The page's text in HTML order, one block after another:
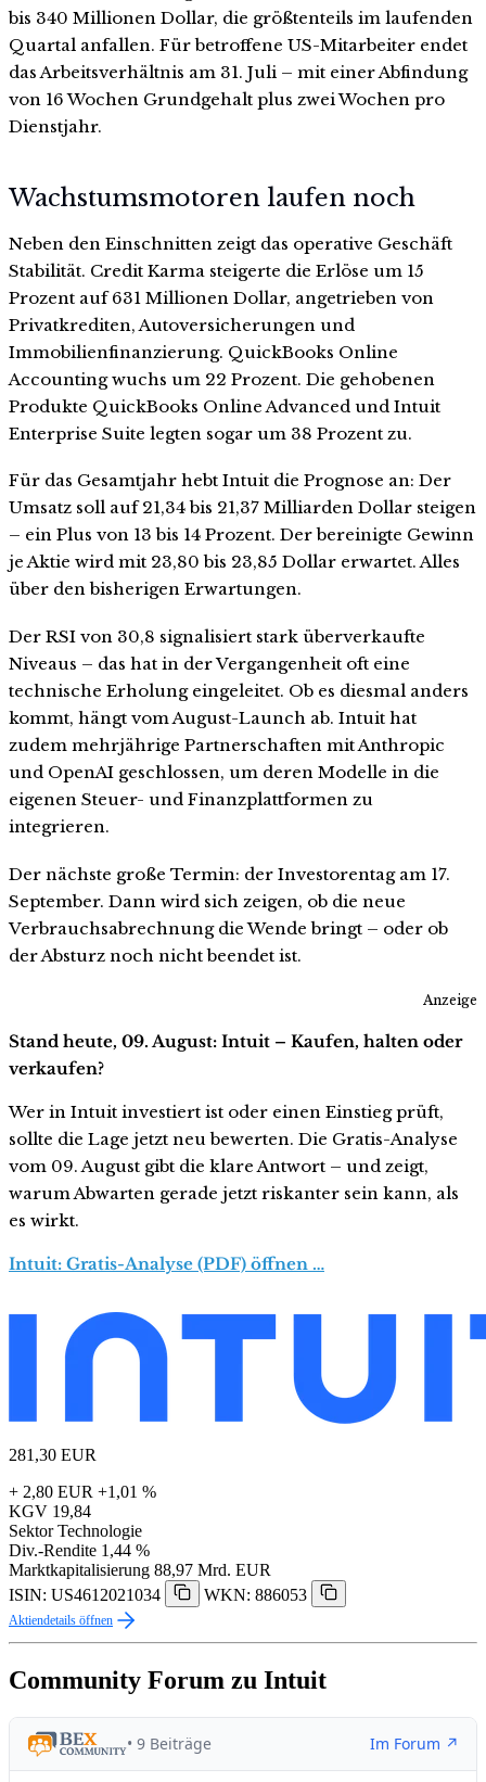
bis 340 Millionen Dollar, die größtenteils im laufenden
Quartal anfallen. Für betroffene US-Mitarbeiter endet
das Arbeitsverhältnis am 31. Juli – mit einer Abfindung
von 16 Wochen Grundgehalt plus zwei Wochen pro
Dienstjahr.
Wachstumsmotoren laufen noch
Neben den Einschnitten zeigt das operative Geschäft
Stabilität. Credit Karma steigerte die Erlöse um 15
Prozent auf 631 Millionen Dollar, angetrieben von
Privatkrediten, Autoversicherungen und
Immobilienfinanzierung. QuickBooks Online
Accounting wuchs um 22 Prozent. Die gehobenen
Produkte QuickBooks Online Advanced und Intuit
Enterprise Suite legten sogar um 38 Prozent zu.
Für das Gesamtjahr hebt Intuit die Prognose an: Der
Umsatz soll auf 21,34 bis 21,37 Milliarden Dollar steigen
– ein Plus von 13 bis 14 Prozent. Der bereinigte Gewinn
je Aktie wird mit 23,80 bis 23,85 Dollar erwartet. Alles
über den bisherigen Erwartungen.
Der RSI von 30,8 signalisiert stark überverkaufte
Niveaus – das hat in der Vergangenheit oft eine
technische Erholung eingeleitet. Ob es diesmal anders
kommt, hängt vom August-Launch ab. Intuit hat
zudem mehrjährige Partnerschaften mit Anthropic
und OpenAI geschlossen, um deren Modelle in die
eigenen Steuer- und Finanzplattformen zu
integrieren.
Der nächste große Termin: der Investorentag am 17.
September. Dann wird sich zeigen, ob die neue
Verbrauchsabrechnung die Wende bringt – oder ob
der Absturz noch nicht beendet ist.
Anzeige
Stand heute, 09. August: Intuit – Kaufen, halten oder
verkaufen?
Wer in Intuit investiert ist oder einen Einstieg prüft,
sollte die Lage jetzt neu bewerten. Die Gratis-Analyse
vom 09. August gibt die klare Antwort – und zeigt,
warum Abwarten gerade jetzt riskanter sein kann, als
es wirkt.
Intuit: Gratis-Analyse (PDF) öffnen …
281,30 EUR
+ 2,80 EUR +1,01 %
KGV 19,84
Sektor Technologie
Div.-Rendite 1,44 %
Marktkapitalisierung 88,97 Mrd. EUR
ISIN: US4612021034
WKN: 886053
Aktiendetails öffnen
Community Forum zu Intuit